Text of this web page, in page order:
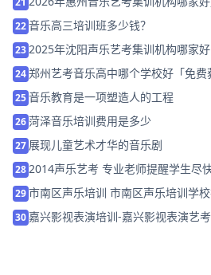
22音乐高三培训班多少钱？
23 2025年沈阳声乐艺考集训机构哪家好
24郑州艺考音乐高中哪个学校好「免费
25音乐教育是一项塑造人的工程
26菏泽音乐培训费用是多少
27 展现儿童艺术才华的音乐剧
28 2014声乐艺考 专业老师提醒学生尽
29市南区声乐培训 市南区声乐培训学校
30 嘉兴影视表演培训-嘉兴影视表演艺